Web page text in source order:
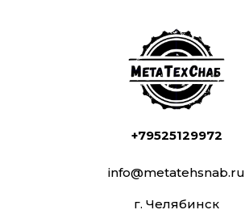
+79525129972
info@metatehsnab.ru
г. Челябинск